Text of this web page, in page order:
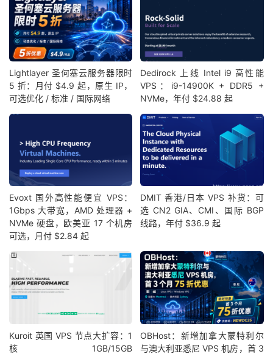
Lightlayer 圣何塞云服务器限时
5 折：月付 $4.9 起，原生 IP，
可选优化 / 标准 / 国际网络
Dedirock 上线 Intel i9 高性能
VPS：i9-14900K + DDR5 +
NVMe，年付 $24.88 起
Evoxt 国外高性能便宜 VPS：
1Gbps 大带宽，AMD 处理器 +
NVMe 硬盘，欧美亚 17 个机房
可选，月付 $2.84 起
DMIT 香港/日本 VPS 补货：可
选 CN2 GIA、CMI、国际 BGP
线路，年付 $36.9 起
Kuroit 英国 VPS 节点大扩容：1
核1GB/15GB
OBHost：新增加拿大蒙特利尔
与澳大利亚悉尼 VPS 机房，首 3